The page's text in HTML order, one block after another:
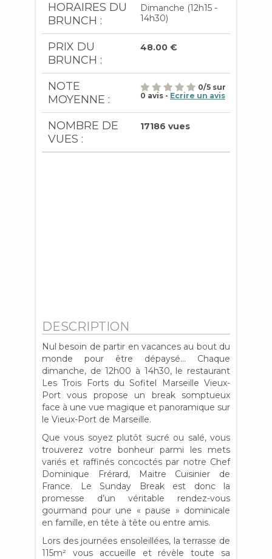
HORAIRES DU
BRUNCH :
Dimanche (12h15 -
14h30)
PRIX DU
BRUNCH :
48.00 €
NOTE
MOYENNE :
0/5 sur
0 avis - Ecrire un avis
NOMBRE DE
VUES :
17186 vues
DESCRIPTION
Nul besoin de partir en vacances au bout du
monde pour être dépaysé… Chaque
dimanche, de 12h00 à 14h30, le restaurant
Les Trois Forts du Sofitel Marseille Vieux-
Port vous propose un break somptueux
face à une vue magique et panoramique sur
le Vieux-Port de Marseille.
Que vous soyez plutôt sucré ou salé, vous
trouverez votre bonheur parmi les mets
variés et raffinés concoctés par notre Chef
Dominique Frérard, Maitre Cuisinier de
France. Le Sunday Break est donc la
promesse d’un véritable rendez-vous
gourmand pour une « pause » dominicale
en famille, en tête à tête ou entre amis.
Lors des journées ensoleillées, la terrasse de
115m² vous accueille et révèle toute sa